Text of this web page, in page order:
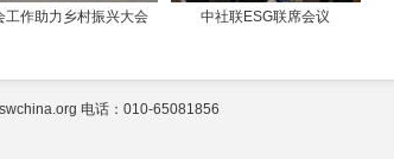
工作助力乡村振兴大会 中社联ESG联席会议
电话：010-65081856